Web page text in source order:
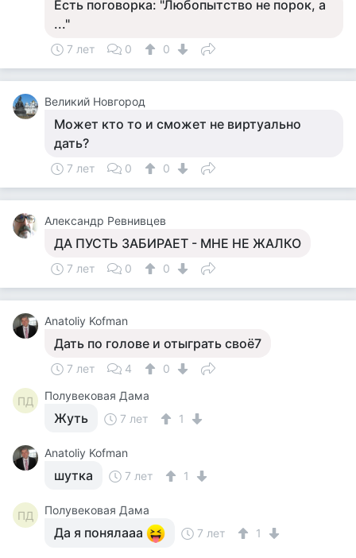
Есть поговорка: "Любопытство не порок, а
..."
7 лет 0 0
Великий Новгород
Может кто то и сможет не виртуально
дать?
7 лет 0 0
Александр Ревнивцев
ДА ПУСТЬ ЗАБИРАЕТ - МНЕ НЕ ЖАЛКО
7 лет 0 0
Anatoliy Kofman
Дать по голове и отыграть своё7
7 лет 4 0
ПД Полувековая Дама
Жуть 7 лет 1
Anatoliy Kofman
шутка 7 лет 1
ПД Полувековая Дама
Да я понялааа 7 лет 1